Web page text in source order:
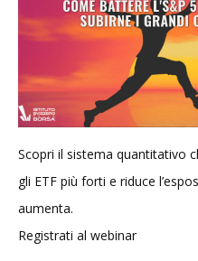
Scopri il sistema quantitativo
gli ETF più forti e riduce
aumenta.
Registrati al webinar